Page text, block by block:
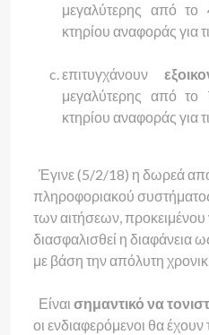
μεγαλύτερης από
κτηρίου αναφοράς για
επιτυγχάνουν
μεγαλύτερης από
κτηρίου αναφοράς για
Έγινε (5/2/18) η δωρεά
πληροφοριακού
των αιτήσεων, προκειμένου
διασφαλισθεί η διαφάνεια
με βάση την απόλυτη
Είναι σημαντικό να
οι ενδιαφερόμενοι θα